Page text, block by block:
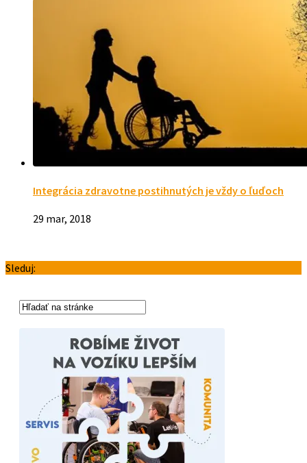
Integrácia zdravotne postihnutých je vždy o ľuďoch
29 mar, 2018
Sleduj: